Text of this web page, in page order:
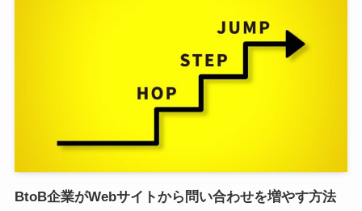
BtoB企業がWebサイトから問い合わせを増やす方法